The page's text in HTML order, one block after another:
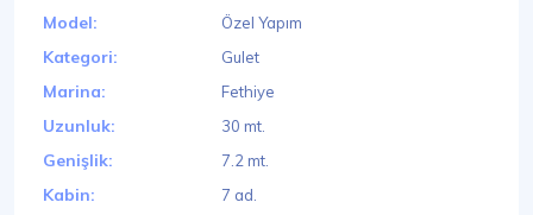
Model: Özel Yapım
Kategori: Gulet
Marina: Fethiye
Uzunluk: 30 mt.
Genişlik: 7.2 mt.
Kabin: 7 ad.